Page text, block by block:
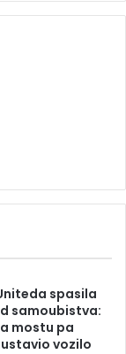
spasila
samoubistva:
mostu pa
vozilo